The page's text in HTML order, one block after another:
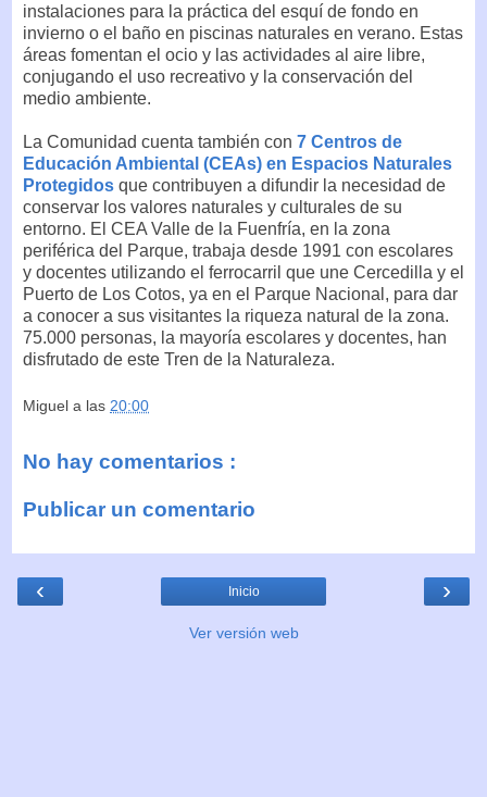
instalaciones para la práctica del esquí de fondo en
invierno o el baño en piscinas naturales en verano. Estas
áreas fomentan el ocio y las actividades al aire libre,
conjugando el uso recreativo y la conservación del
medio ambiente.
La Comunidad cuenta también con 7 Centros de
Educación Ambiental (CEAs) en Espacios Naturales
Protegidos que contribuyen a difundir la necesidad de
conservar los valores naturales y culturales de su
entorno. El CEA Valle de la Fuenfría, en la zona
periférica del Parque, trabaja desde 1991 con escolares
y docentes utilizando el ferrocarril que une Cercedilla y el
Puerto de Los Cotos, ya en el Parque Nacional, para dar
a conocer a sus visitantes la riqueza natural de la zona.
75.000 personas, la mayoría escolares y docentes, han
disfrutado de este Tren de la Naturaleza.
Miguel a las 20:00
No hay comentarios :
Publicar un comentario
‹ ›
Inicio
Ver versión web